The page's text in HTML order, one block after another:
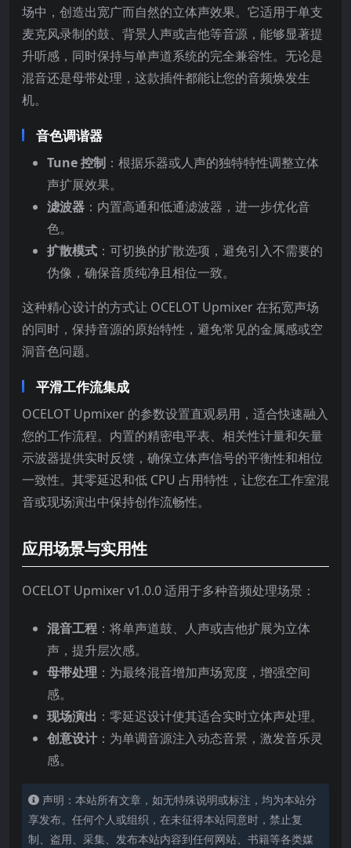
场中，创造出宽广而自然的立体声效果。它适用于单支
麦克风录制的鼓、背景人声或吉他等音源，能够显著提
升听感，同时保持与单声道系统的完全兼容性。无论是
混音还是母带处理，这款插件都能让您的音频焕发生
机。
音色调谐器
Tune 控制 ：根据乐器或人声的独特特性调整立体
声扩展效果。
滤波器 ：内置高通和低通滤波器，进一步优化音
色。
扩散模式 ：可切换的扩散选项，避免引入不需要的
伪像，确保音质纯净且相位一致。
这种精心设计的方式让 OCELOT Upmixer 在拓宽声场
的同时，保持音源的原始特性，避免常见的金属感或空
洞音色问题。
平滑工作流集成
OCELOT Upmixer 的参数设置直观易用，适合快速融入
您的工作流程。内置的精密电平表、相关性计量和矢量
示波器提供实时反馈，确保立体声信号的平衡性和相位
一致性。其零延迟和低 CPU 占用特性，让您在工作室混
音或现场演出中保持创作流畅性。
应用场景与实用性
OCELOT Upmixer v1.0.0 适用于多种音频处理场景：
混音工程 ：将单声道鼓、人声或吉他扩展为立体
声，提升层次感。
母带处理 ：为最终混音增加声场宽度，增强空间
感。
现场演出 ：零延迟设计使其适合实时立体声处理。
创意设计 ：为单调音源注入动态音景，激发音乐灵
感。
声明：本站所有文章，如无特殊说明或标注，均为本站分
享发布。任何个人或组织，在未征得本站同意时，禁止复
制、盗用、采集、发布本站内容到任何网站、书籍等各类媒